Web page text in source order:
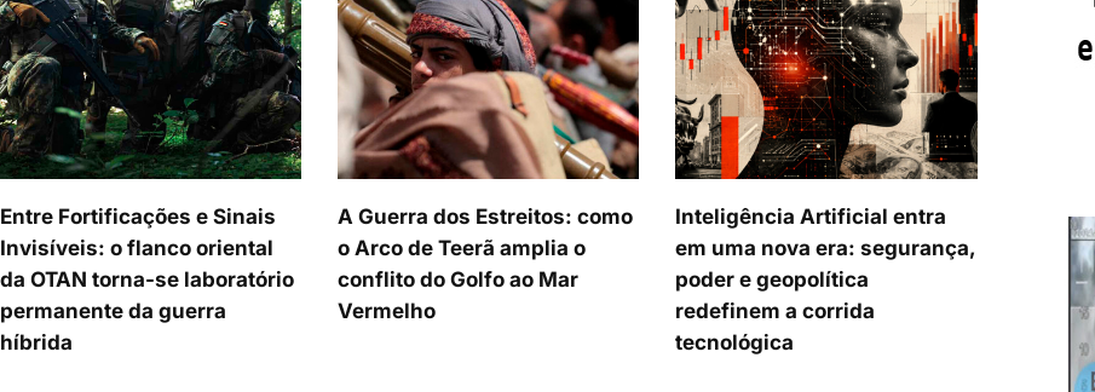
Entre Fortificações e Sinais
Invisíveis: o flanco oriental
da OTAN torna-se laboratório
permanente da guerra
híbrida
A Guerra dos Estreitos: como
o Arco de Teerã amplia o
conflito do Golfo ao Mar
Vermelho
Inteligência Artificial entra
em uma nova era: segurança,
poder e geopolítica
redefinem a corrida
tecnológica